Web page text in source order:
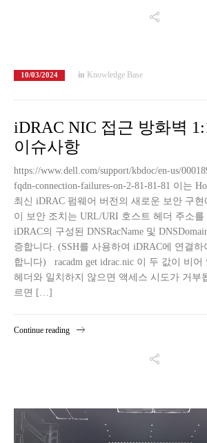
10/03/2024 in Knowledge Base
iDRAC NIC 접근 방화벽
이슈사항
https://www.dell.com/support/kbdoc/en-us/
fqdn-connection-failures-on-2-81-81-81 이는
최신 iDRAC 펌웨어 버전의 새로운 보안 구
이 보안 조치는 URL/URI 호스트 헤더 주소를
iDRAC의 구성된 DNSRacName 및
증합니다. (SSH를 사용하여 iDRAC에 연결
합니다) racadm get idrac.nic 이 두 값이 비어
헤더와 일치하지 않으면 액세스 시도가 거부
르면 […]
Continue reading